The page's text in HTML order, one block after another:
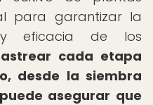
para garantizar la
y eficacia de los
cada etapa
desde la siembra
asegurar que